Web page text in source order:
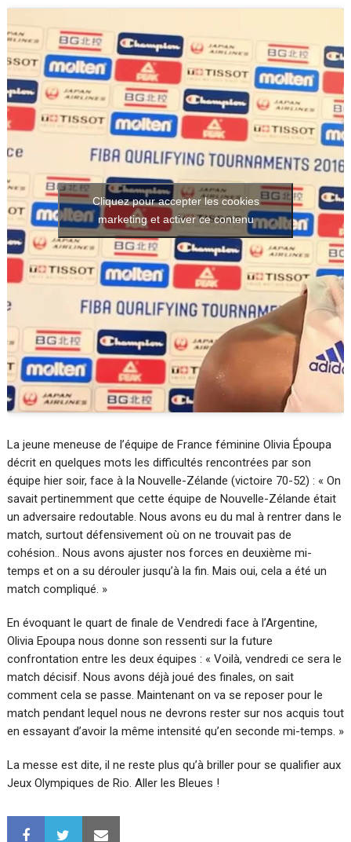
Cliquez pour accepter les cookies
marketing et activer ce contenu
La jeune meneuse de l’équipe de France féminine Olivia Époupa
décrit en quelques mots les difficultés rencontrées par son
équipe hier soir, face à la Nouvelle-Zélande (victoire 70-52) : « On
savait pertinemment que cette équipe de Nouvelle-Zélande était
un adversaire redoutable. Nous avons eu du mal à rentrer dans le
match, surtout défensivement où on ne trouvait pas de
cohésion.. Nous avons ajuster nos forces en deuxième mi-
temps et on a su dérouler jusqu’à la fin. Mais oui, cela a été un
match compliqué. »
En évoquant le quart de finale de Vendredi face à l’Argentine,
Olivia Epoupa nous donne son ressenti sur la future
confrontation entre les deux équipes : « Voilà, vendredi ce sera le
match décisif. Nous avons déjà joué des finales, on sait
comment cela se passe. Maintenant on va se reposer pour le
match pendant lequel nous ne devrons rester sur nos acquis tout
en essayant d’avoir la même intensité qu’en seconde mi-temps. »
La messe est dite, il ne reste plus qu’à briller pour se qualifier aux
Jeux Olympiques de Rio. Aller les Bleues !